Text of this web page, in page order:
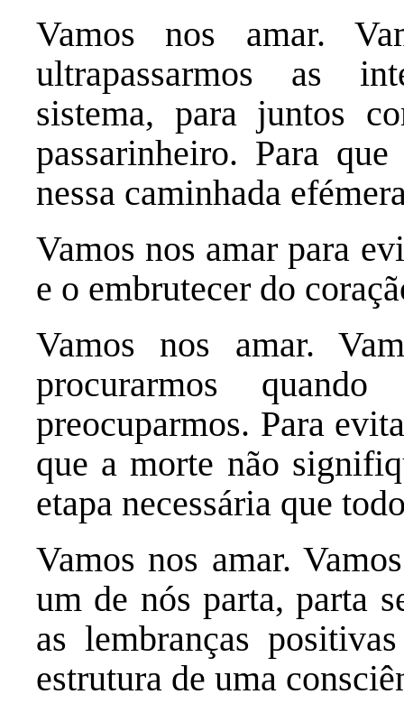
Vamos nos amar.
ultrapassarmos as
sistema, para juntos
passarinheiro. Para
nessa caminhada
Vamos nos amar para
e o embrutecer do
Vamos nos amar.
procurarmos
preocuparmos. Para
que a morte não
etapa necessária que
Vamos nos amar.
um de nós parta, parta
as lembranças
estrutura de uma